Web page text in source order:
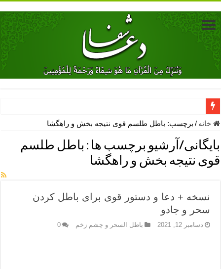
دعای جلب محبت فوری معشوق – دعای جلب محبت شوهر
دعای مشکل گشا برای رفع فقر – ذکرهای روزی‌ بخش
معجزات دعای یا من اظهر الجمیل – دعای یا من اظهر الجمیل برای
مهم ترین اذکار الهی و فضیلت آن ها – ذکر مخصوص مستجاب الدعوه
نماز حاجت برای کار گشایی- دعای رفع مشکلات و طلب حاجت
دعای رفع فقر و طلب رزق و روزی – آیه‌ جلب ثروت و برکت مال
خانه / برچسب: باطل طلسم قوی نتیجه بخش و راهگشا
بایگانی/آرشیو برچسب ها : باطل طلسم
قوی نتیجه بخش و راهگشا
نسخه + دعا و دستور قوی برای باطل کردن
سحر و جادو
دسامبر 12, 2021 باطل السحر و چشم زخم 0